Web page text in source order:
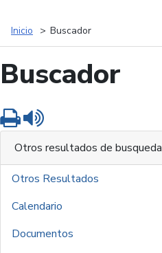
Inicio Buscador
Buscador
Imprimir
Otros resultados de busqueda
Otros Resultados
Calendario
Documentos